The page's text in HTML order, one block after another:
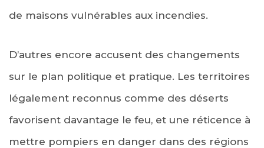
de maisons vulnérables aux incendies.
D’autres encore accusent des changements
sur le plan politique et pratique. Les territoires
légalement reconnus comme des déserts
favorisent davantage le feu, et une réticence à
mettre pompiers en danger dans des régions